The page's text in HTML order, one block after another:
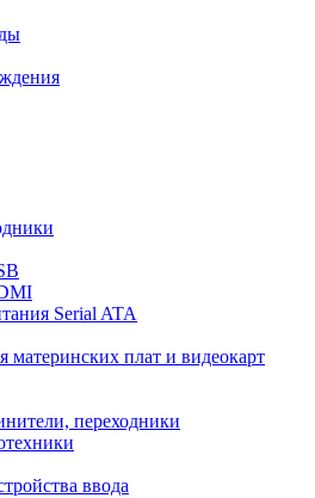
Serial ATA
материнских плат и видеокарт
переходники
ввода